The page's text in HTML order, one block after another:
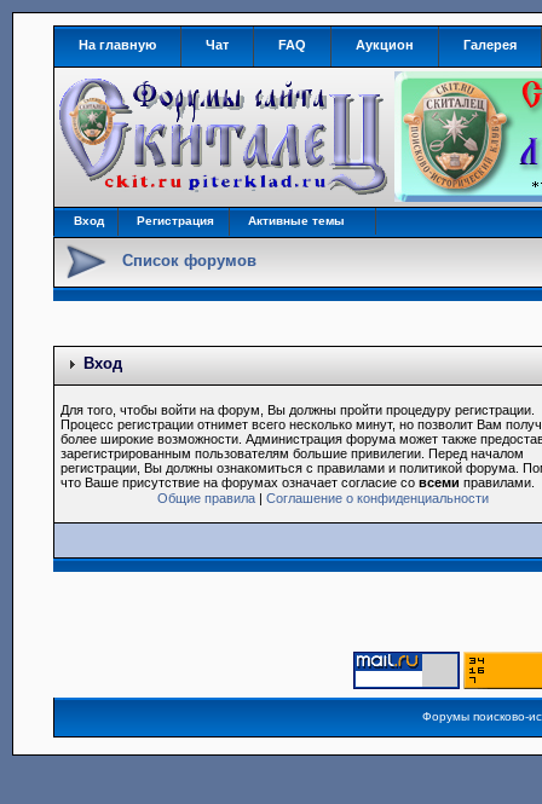
На главную Чат FAQ Аукцион Галерея
Вход Регистрация Активные темы
Список форумов
Вход
Для того, чтобы войти на форум, Вы должны пройти процедуру регистрации.
Процесс регистрации отнимет всего несколько минут, но позволит Вам
более широкие возможности. Администрация форума может также
зарегистрированным пользователям большие привилегии. Перед началом
регистрации, Вы должны ознакомиться с правилами и политикой форума.
что Ваше присутствие на форумах означает согласие совсеми правилами.
Общие правила |Соглашение о конфиденциальности
Форумы поисково-